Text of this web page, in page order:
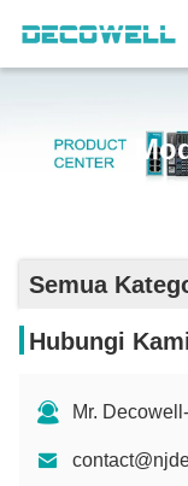
Semua
Hubungi
Mr.